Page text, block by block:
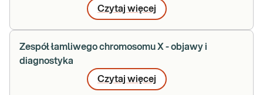
Czytaj więcej
Zespół łamliwego chromosomu X - objawy i
diagnostyka
Czytaj więcej